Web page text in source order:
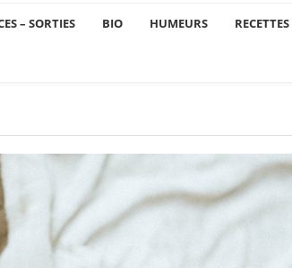
– SORTIES BIO HUMEURS RECETTES